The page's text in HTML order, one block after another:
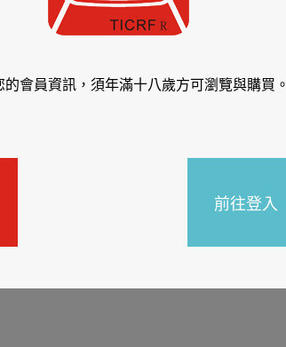
會員資訊，須年滿十八歲方可瀏覽與購買。
前往登入